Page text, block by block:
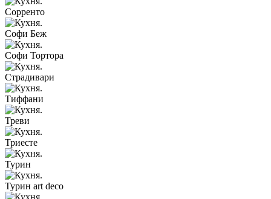
Сорренто
Софи Беж
Софи Тортора
Страдивари
Тиффани
Треви
Триесте
Турин
Турин art deco